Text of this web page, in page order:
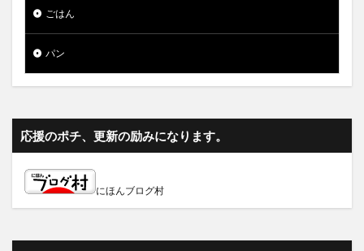
ごはん
パン
応援のポチ、更新の励みになります。
にほんブログ村